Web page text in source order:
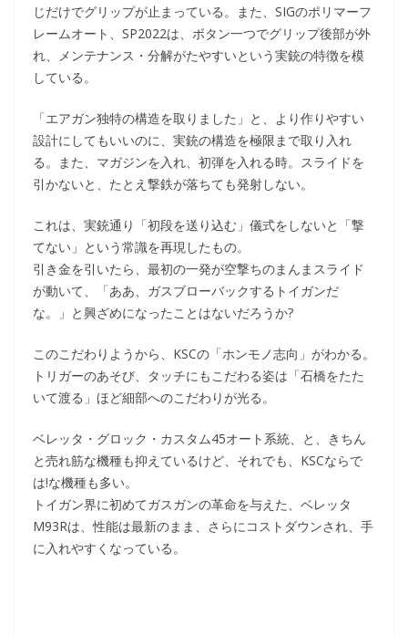
じだけでグリップが止まっている。また、SIGのポリマーフ
レームオート、SP2022は、ボタン一つでグリップ後部が外
れ、メンテナンス・分解がたやすいという実銃の特徴を模
している。
「エアガン独特の構造を取りました」と、より作りやすい
設計にしてもいいのに、実銃の構造を極限まで取り入れ
る。また、マガジンを入れ、初弾を入れる時。スライドを
引かないと、たとえ撃鉄が落ちても発射しない。
これは、実銃通り「初段を送り込む」儀式をしないと「撃
てない」という常識を再現したもの。
引き金を引いたら、最初の一発が空撃ちのまんまスライド
が動いて、「ああ、ガスブローバックするトイガンだ
な。」と興ざめになったことはないだろうか?
このこだわりようから、KSCの「ホンモノ志向」がわかる。
トリガーのあそび、タッチにもこだわる姿は「石橋をたた
いて渡る」ほど細部へのこだわりが光る。
ベレッタ・グロック・カスタム45オート系統、と、きちん
と売れ筋な機種も抑えているけど、それでも、KSCならで
は!な機種も多い。
トイガン界に初めてガスガンの革命を与えた、ベレッタ
M93Rは、性能は最新のまま、さらにコストダウンされ、手
に入れやすくなっている。